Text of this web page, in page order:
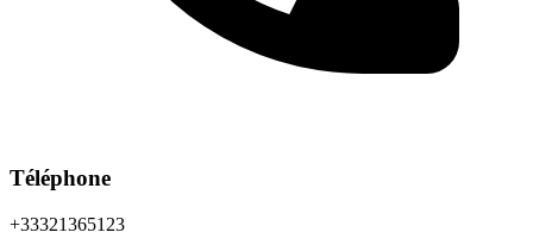
Téléphone
+33321365123